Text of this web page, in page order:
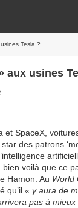
Tesla ?
aux usines
et SpaceX,
des patrons
voilà que ce
Hamon. Au World
qu’il « y aura de
pas à mieux